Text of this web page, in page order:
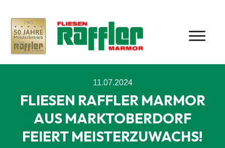
11.07.2024
FLIESEN RAFFLER MARMOR
AUS MARKTOBERDORF
FEIERT MEISTERZUWACHS!